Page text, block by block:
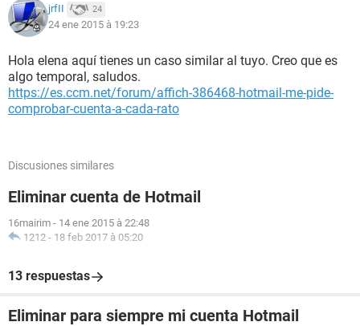
jrfII 24
24 ene 2015 à 19:23
Hola elena aquí tienes un caso similar al tuyo. Creo que es
algo temporal, saludos.
https://es.ccm.net/forum/affich-386468-hotmail-me-pide-
comprobar-cuenta-a-cada-rato
Discusiones similares
Eliminar cuenta de Hotmail
16mairim - 14 ene 2015 à 22:48
1212 - 18 feb 2017 à 05:20
13 respuestas
Eliminar para siempre mi cuenta Hotmail